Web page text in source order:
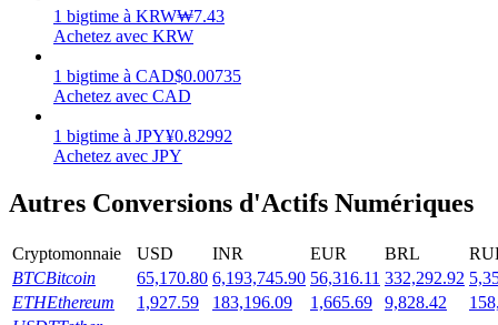
Launchpool
Staking flexible pour gagner des jetons populaires
1 bigtime à KRW₩7.43
Achetez avec KRW
1 bigtime à CAD$0.00735
Achetez avec CAD
1 bigtime à JPY¥0.82992
Achetez avec JPY
Autres Conversions d'Actifs Numériques
Cryptomonnaie USD INR EUR BRL
BTCBitcoin 65,170.80 6,193,745.90 56,316.11 332,292.92
ETHEthereum 1,927.59 183,196.09 1,665.69 9,828.42